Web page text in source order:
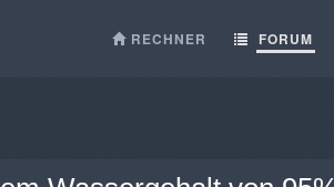
RECHNER FORUM